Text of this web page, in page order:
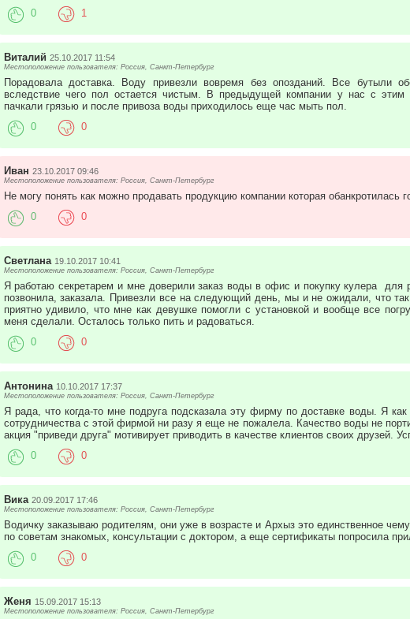
0 1
Виталий 25.10.2017 11:54
Местоположение пользователя: Россия, Санкт-Петербург
Порадовала доставка. Воду привезли вовремя без опозданий. Все бутыли
вследствие чего пол остается чистым. В предыдущей компании у нас с этим
пачкали грязью и после привоза воды приходилось еще час мыть пол.
0 0
Иван 23.10.2017 09:46
Местоположение пользователя: Россия, Санкт-Петербург
Не могу понять как можно продавать продукцию компании которая обанкротилась
0 0
Светлана 19.10.2017 10:41
Местоположение пользователя: Россия, Санкт-Петербург
Я работаю секретарем и мне доверили заказ воды в офис и покупку кулера для
позвонила, заказала. Привезли все на следующий день, мы и не ожидали, что
приятно удивило, что мне как девушке помогли с установкой и вообще все
меня сделали. Осталось только пить и радоваться.
0 0
Антонина 10.10.2017 17:37
Местоположение пользователя: Россия, Санкт-Петербург
Я рада, что когда-то мне подруга подсказала эту фирму по доставке воды. Я
сотрудничества с этой фирмой ни разу я еще не пожалела. Качество воды не
акция "приведи друга" мотивирует приводить в качестве клиентов своих друзей.
0 0
Вика 20.09.2017 17:46
Местоположение пользователя: Россия, Санкт-Петербург
Водичку заказываю родителям, они уже в возрасте и Архыз это единственное
по советам знакомых, консультации с доктором, а еще сертификаты попросила
0 0
Женя 15.09.2017 15:13
Местоположение пользователя: Россия, Санкт-Петербург